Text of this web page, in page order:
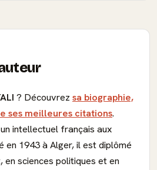
? Découvrez sa biographie,
ses meilleures citations.
intellectuel français aux
en 1943 à Alger, il est diplômé
en sciences politiques et en